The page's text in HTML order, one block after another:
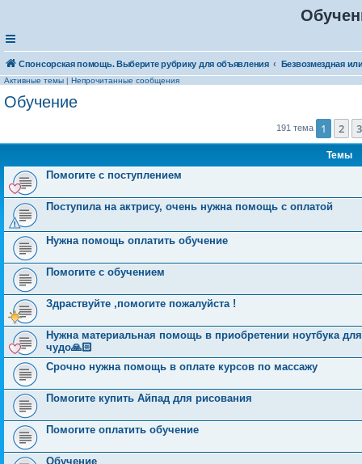
Спонсорская помощь. Выберите рубрику для объявления
Активные темы | Непрочитанные сообщения
Обучение
191 тема 1 2 3
Темы
Помогите с поступлением
Поступила на актрису, очень нужна помощь с оплатой
Нужна помощь оплатить обучение
Помогите с обучением
Здраствуйте ,помогите пожалуйста !
Нужна материальная помощь в приобретении ноутбука
чудо🙏🏻
Срочно нужна помощь в оплате курсов по массажу
Помогите купить Айпад для рисования
Помогите оплатить обучение
Обучение